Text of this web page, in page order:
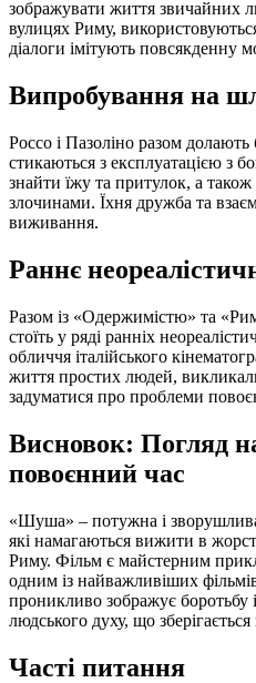
зображувати життя звичайних
вулицях Риму,
діалоги імітують повсякденну
Випробування на
Россо і Пазоліно разом
стикаються з експлуатацією з
знайти їжу та притулок, а також
злочинами. Їхня дружба та
виживання.
Раннє
Разом із «Одержимістю» та
стоїть у ряді ранніх
обличчя італійського
життя простих людей,
задуматися про проблеми
Висновок: Погляд
повоєнний час
«Шуша» – потужна і
які намагаються вижити в
Риму. Фільм є майстерним
одним із найважливіших
проникливо зображує боротьбу
людського духу, що
Часті питання